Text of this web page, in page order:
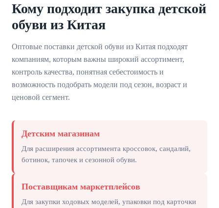
Кому подходит закупка детской
обуви из Китая
Оптовые поставки детской обуви из Китая подходят
компаниям, которым важны широкий ассортимент,
контроль качества, понятная себестоимость и
возможность подобрать модели под сезон, возраст и
ценовой сегмент.
Детским магазинам
Для расширения ассортимента кроссовок, сандалий,
ботинок, тапочек и сезонной обуви.
Поставщикам маркетплейсов
Для закупки ходовых моделей, упаковки под карточки